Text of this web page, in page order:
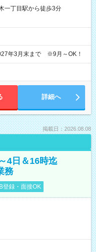
一丁目駅から徒歩3分
年3月末まで ※9月～OK！
詳細へ
掲載日：2026.08.08
4日＆16時迄
務
登録・面接OK